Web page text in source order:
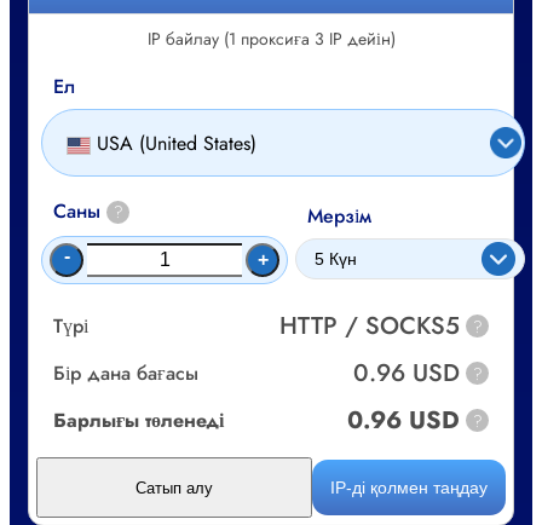
IP байлау (1 проксиға 3 IP дейін)
Ел
USA (United States)
Саны ?
- +
Мерзім
Түрі HTTP / SOCKS5 ?
Бір дана бағасы 0.96 USD ?
Барлығы төленеді 0.96 USD ?
IP-ді қолмен таңдау
Сатып алу